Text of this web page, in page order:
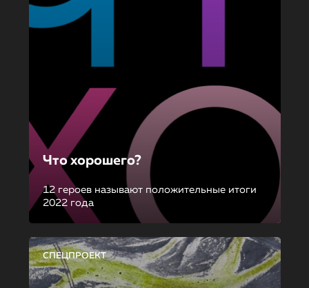
Что хорошего?
12 героев называют положительные итоги
2022 года
СПЕЦПРОЕКТ